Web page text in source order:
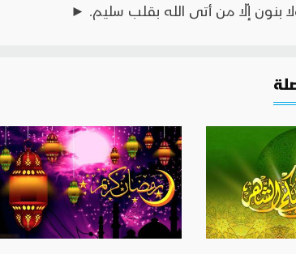
بنون إلّا من أتى الله بقلب سليم. ►